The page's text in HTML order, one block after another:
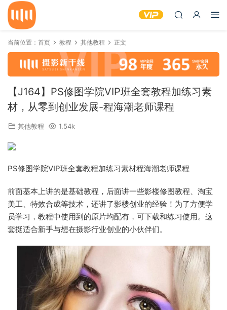
当前位置： 首页 教程 其他教程 正文
【J164】PS修图学院VIP班全套教程加练习素
材，从零到创业发展-程海潮老师课程
其他教程 1.54k
PS修图学院VIP班全套教程加练习素材程海潮老师课程
前面基本上讲的是基础教程，后面讲一些影楼修图教程、淘宝
美工、特效合成等技术，还讲了影楼创业的经验！为了方便学
员学习，教程中使用到的原片均配有，可下载和练习使用。这
套挺适合新手与想在摄影行业创业的小伙伴们。